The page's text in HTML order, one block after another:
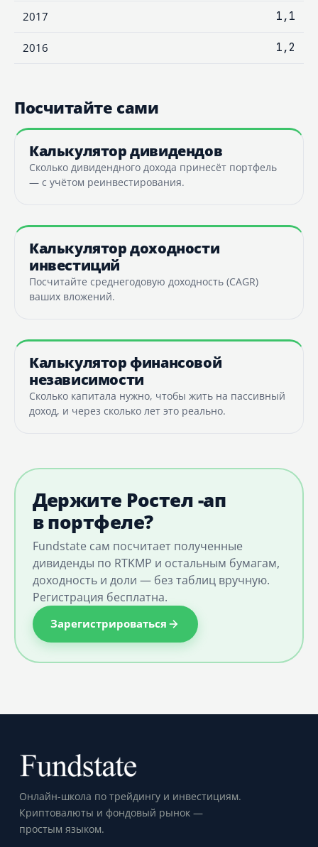
2017 1,1
2016 1,2
Посчитайте сами
Калькулятор дивидендов
Сколько дивидендного дохода принесёт портфель
— с учётом реинвестирования.
Калькулятор доходности
инвестиций
Посчитайте среднегодовую доходность (CAGR)
ваших вложений.
Калькулятор финансовой
независимости
Сколько капитала нужно, чтобы жить на пассивный
доход, и через сколько лет это реально.
Держите Ростел -ап
в портфеле?
Fundstate сам посчитает полученные
дивиденды по RTKMP и остальным бумагам,
доходность и доли — без таблиц вручную.
Регистрация бесплатна.
Зарегистрироваться
Онлайн-школа по трейдингу и инвестициям.
Криптовалюты и фондовый рынок —
простым языком.